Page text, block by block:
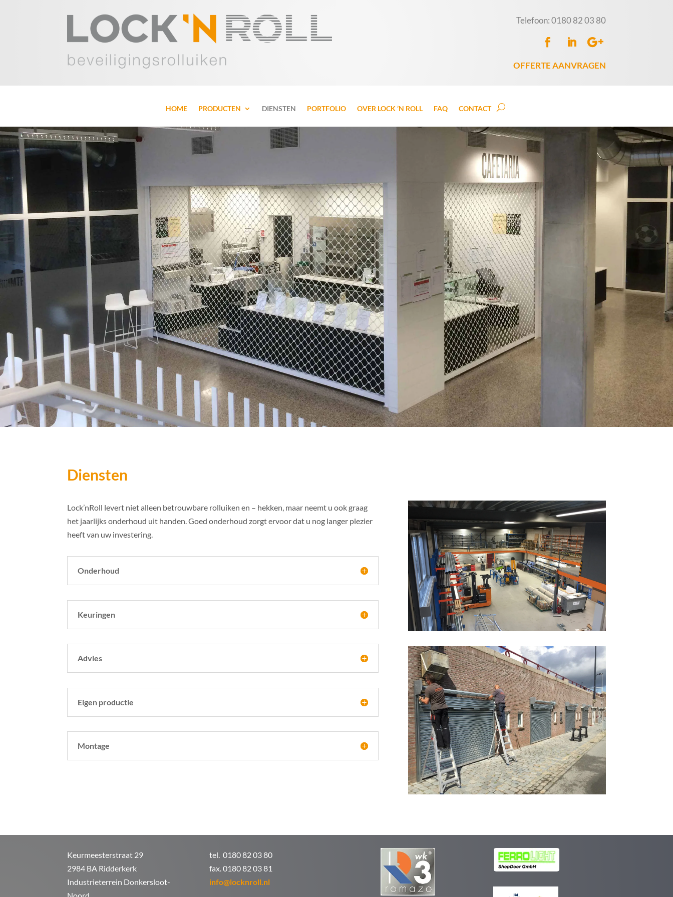
Telefoon: 0180 82 03 80
OFFERTE AANVRAGEN
HOME PRODUCTEN DIENSTEN PORTFOLIO OVER LOCK ’N ROLL FAQ CONTACT
Diensten
Lock’nRoll levert niet alleen betrouwbare rolluiken en – hekken, maar neemt u ook graag
het jaarlijks onderhoud uit handen. Goed onderhoud zorgt ervoor dat u nog langer plezier
heeft van uw investering.
Onderhoud
Keuringen
Advies
Eigen productie
Montage
Keurmeesterstraat 29
2984 BA Ridderkerk
Industrieterrein Donkersloot-
tel. 0180 82 03 80
fax. 0180 82 03 81
info@locknroll.nl